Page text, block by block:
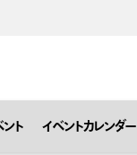
ト イベントカレンダー